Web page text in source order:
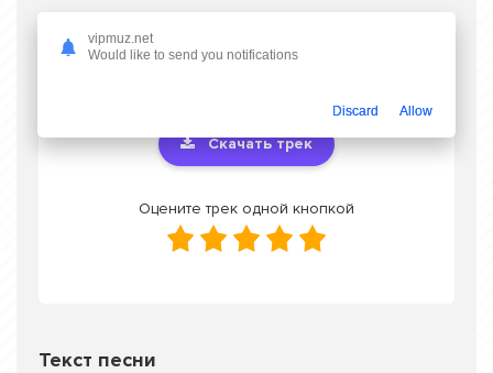
Скачать песню ZippO - Играй гитара
mp3 или слушать онлайн бесплатно
Скачать трек
Оцените трек одной кнопкой
Текст песни
vipmuz.net
Would like to send you notifications
Discard Allow